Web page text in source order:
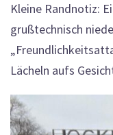
Kleine Randnotiz:
grußtechnisch
Lächeln aufs